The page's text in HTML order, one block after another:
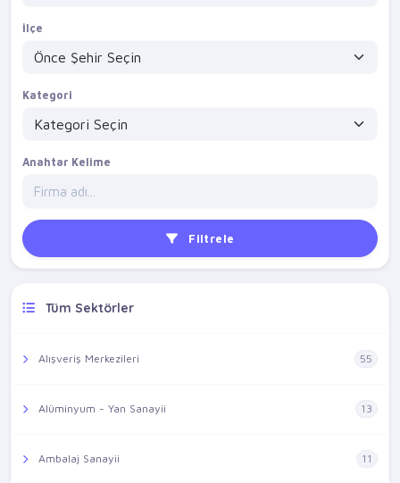
İlçe
Kategori
Anahtar Kelime
Filtrele
Tüm Sektörler
Alışveriş Merkezileri 55
Alüminyum - Yan Sanayii 13
Ambalaj Sanayii 11